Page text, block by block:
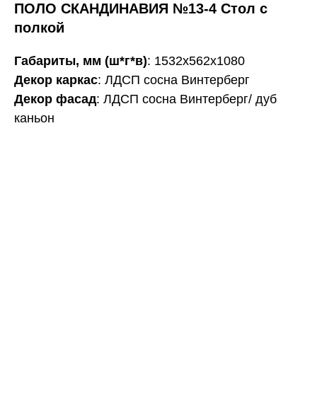
ПОЛО СКАНДИНАВИЯ №13-4 Стол с
полкой
Габариты, мм (ш*г*в): 1532х562х1080
Декор каркас: ЛДСП сосна Винтерберг
Декор фасад: ЛДСП сосна Винтерберг/ дуб
каньон